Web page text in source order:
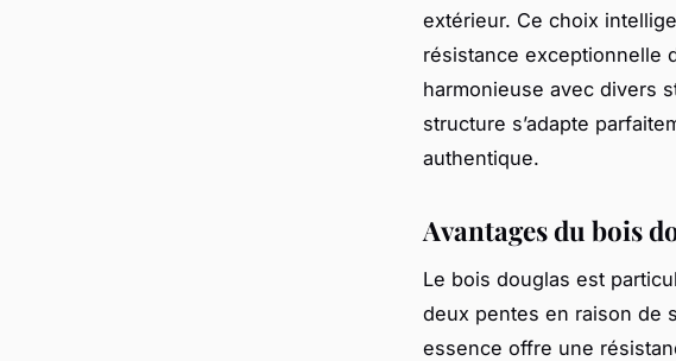
extérieur. Ce choix
résistance exceptionnelle
harmonieuse avec divers
structure s’adapte
authentique.
Avantages du bois
Le bois douglas est
deux pentes en raison de
essence offre une